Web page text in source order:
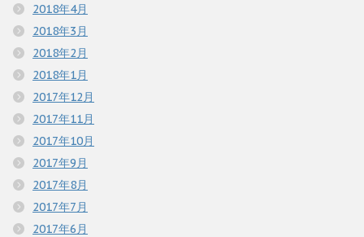
2018年4月
2018年3月
2018年2月
2018年1月
2017年12月
2017年11月
2017年10月
2017年9月
2017年8月
2017年7月
2017年6月